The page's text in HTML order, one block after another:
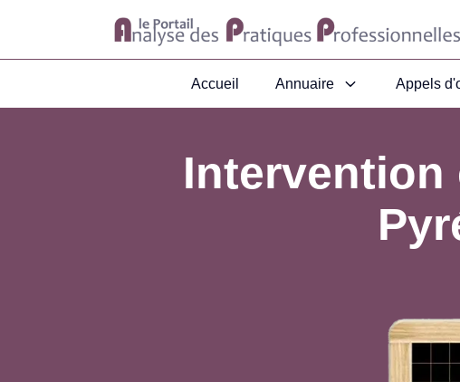
Accueil Annuaire Appels
Intervention